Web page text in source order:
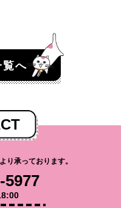
覧へ
り承っております。
5977